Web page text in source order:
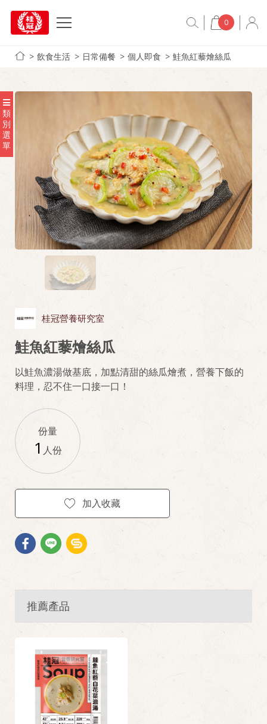
0
飲食生活 日常備餐 個人即食 鮭魚紅藜燴絲瓜
類
別
選
單
桂冠營養研究室
鮭魚紅藜燴絲瓜
以鮭魚濃湯做基底，加點清甜的絲瓜燴煮，營養下飯的
料理，忍不住一口接一口！
份量
1 人份
加入收藏
推薦產品